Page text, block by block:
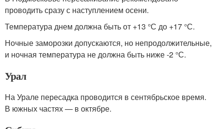
проводить сразу с наступлением осени.
Температура днем должна быть от +13 °С до +17 °С.
Ночные заморозки допускаются, но непродолжительные,
и ночная температура не должна быть ниже -2 °С.
Урал
На Урале пересадка проводится в сентябрьское время.
В южных частях — в октябре.